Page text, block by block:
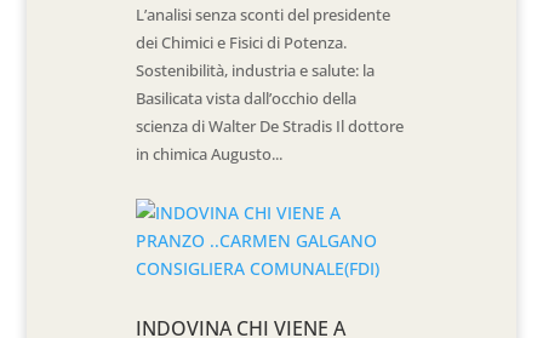
L’analisi senza sconti del presidente
dei Chimici e Fisici di Potenza.
Sostenibilità, industria e salute: la
Basilicata vista dall’occhio della
scienza di Walter De Stradis Il dottore
in chimica Augusto...
INDOVINA CHI VIENE A